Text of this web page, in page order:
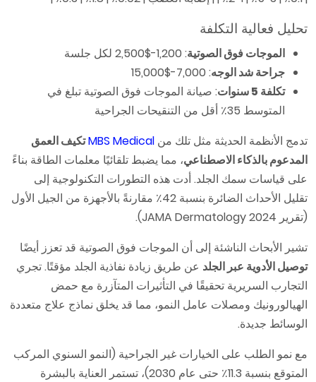
تحليل فعالية التكلفة
الموجات فوق الصوتية: 1,200-$2,500 لكل جلسة
جراحة شد الوجه: 7,000-$15,000
تكلفة 5 سنوات
: صيانة الموجات فوق الصوتية تبلغ في
المتوسط 35٪ أقل من التنقيحات الجراحية
تدمج الأنظمة الحديثة مثل تلك من MBS Medicalتكيف العمق
المدعوم بالذكاء الاصطناعي، مما يضبط تلقائيًا معلمات الطاقة بناءً
على قياسات سمك الجلد. أدت هذه التطورات التكنولوجية إلى
تقليل الأحداث الضائرة بنسبة 42٪ مقارنةً بالأجهزة من الجيل الأول
(تقرير JAMA Dermatology 2024).
تشير الأبحاث الناشئة إلى أن الموجات فوق الصوتية قد تعزز أيضًا
توصيل الأدوية عبر الجلد عن طريق زيادة نفاذية الجلد مؤقتًا. تجري
التجارب السريرية تحقيقًا في التأثيرات المتآزرة مع حمض
الهيالورونيك ومصلات عامل النمو، مما قد يخلق نماذج علاج متعددة
الوسائط جديدة.
مع نمو الطلب على الخيارات غير الجراحية (النمو السنوي المركب
المتوقع بنسبة 11.3٪ حتى عام 2030)، تستمر العناية بالبشرة